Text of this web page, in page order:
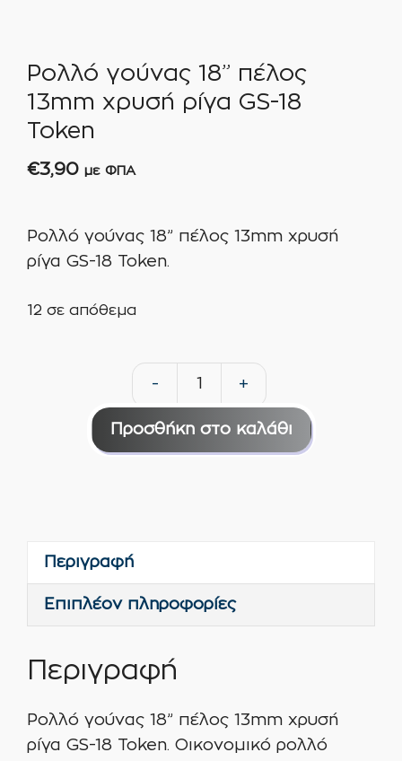
Ρολλό γούνας 18” πέλος
13mm χρυσή ρίγα GS-18
Token
€3,90 με ΦΠΑ
Ρολλό γούνας 18” πέλος 13mm χρυσή
ρίγα GS-18 Token.
12 σε απόθεμα
-
Ρολλό
γούνας
+
Προσθήκη στο καλάθι
Περιγραφή
Επιπλέον πληροφορίες
Περιγραφή
Ρολλό γούνας 18” πέλος 13mm χρυσή
ρίγα GS-18 Token. Οικονομικό ρολλό